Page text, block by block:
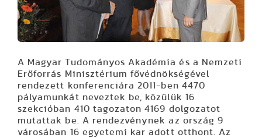
A Magyar Tudományos Akadémia és a Nemzeti
Erőforrás Minisztérium fővédnökségével
rendezett konferenciára 2011-ben 4470
pályamunkát neveztek be, közülük 16
szekcióban 410 tagozaton 4169 dolgozatot
mutattak be. A rendezvénynek az ország 9
városában 16 egyetemi kar adott otthont. Az